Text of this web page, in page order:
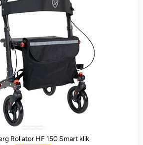
Rollator HF 150 Smart klik